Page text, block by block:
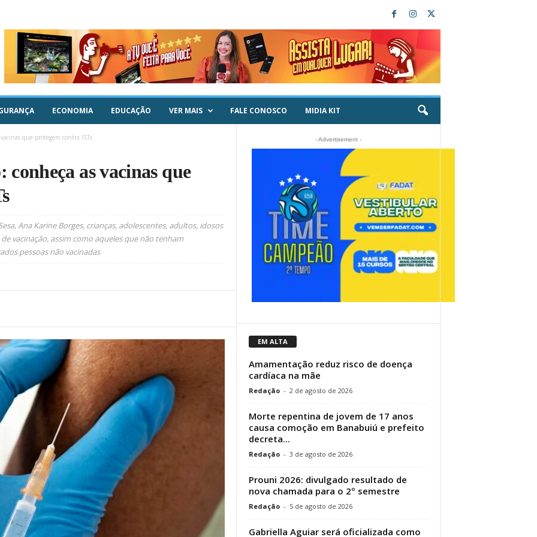
ECONOMIA EDUCAÇÃO VER MAIS FALE CONOSCO MIDIA KIT
que protegem contra ISTs
as vacinas que
Ana Karine Borges, crianças, adolescentes, adultos, idosos
vacinação, assim como aqueles que não tenham
pessoas não vacinadas
- Advertisement -
EM ALTA
Amamentação reduz risco de doença
cardíaca na mãe
Redação - 2 de agosto de 2026
Morte repentina de jovem de 17 anos
causa comoção em Banabuiú e prefeito
decreta...
Redação - 3 de agosto de 2026
Prouni 2026: divulgado resultado de
nova chamada para o 2º semestre
Redação - 5 de agosto de 2026
Gabriella Aguiar será oficializada como